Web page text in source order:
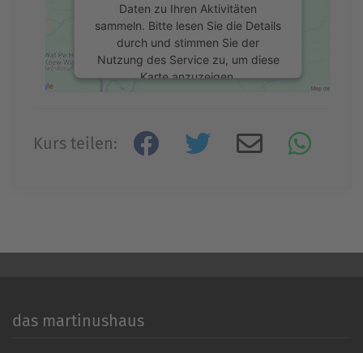
Daten zu Ihren Aktivitäten
sammeln. Bitte lesen Sie die Details
durch und stimmen Sie der
Nutzung des Service zu, um diese
Karte anzuzeigen.
Kurs teilen:
das martinushaus